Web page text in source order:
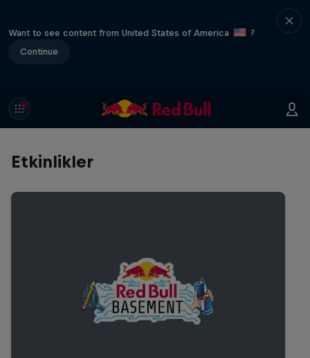
Want to see content from United States of America
?
Continue
Etkinlikler